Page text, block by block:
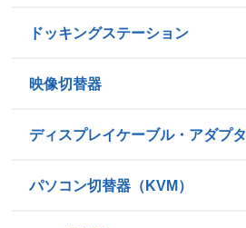
ドッキングステーション
映像切替器
ディスプレイケーブル・ アダプタ
パソコン切替器 （KVM）